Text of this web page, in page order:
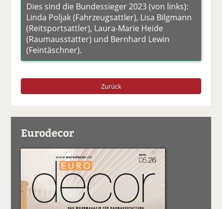
Dies sind die Bundessieger 2023 (von links):
Linda Poljak (Fahrzeugsattler), Lisa Bilgmann
(Reitsportsattler), Laura-Marie Heide
(Raumausstatter) und Bernhard Lewin
(Feintäschner).
Zurück
Eurodecor